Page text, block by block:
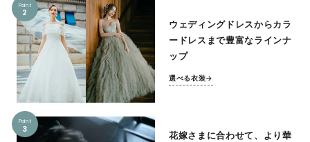
Point
2
ウェディングドレスからカラ
ードレスまで豊富なラインナ
ップ
選べる衣装→
Point
3
花嫁さまに合わせて、より華